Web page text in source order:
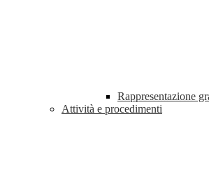
Rappresentazione
Attività e procedimenti